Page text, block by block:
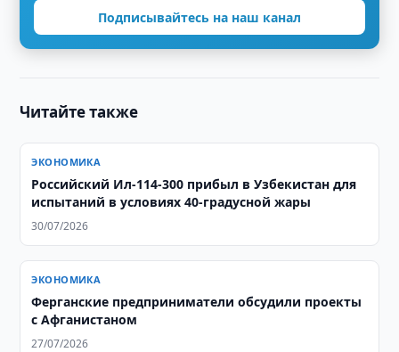
Подписывайтесь на наш канал
Читайте также
ЭКОНОМИКА
Российский Ил-114-300 прибыл в Узбекистан для
испытаний в условиях 40-градусной жары
30/07/2026
ЭКОНОМИКА
Ферганские предприниматели обсудили проекты
с Афганистаном
27/07/2026